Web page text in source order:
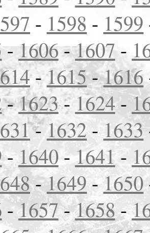
- 1598 - 1599
-1606-1607-
-1615-1616
-1623- 1624-
-1632 -1633
-1640-1641-
-1649- 1650
-1657-1658-